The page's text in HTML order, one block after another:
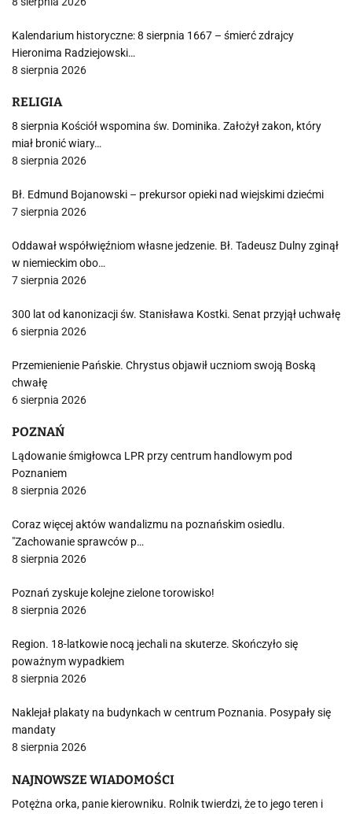
Kalendarium historyczne: 8 sierpnia 1667 – śmierć zdrajcy
Hieronima Radziejowski…
8 sierpnia 2026
RELIGIA
8 sierpnia Kościół wspomina św. Dominika. Założył zakon, który
miał bronić wiary…
8 sierpnia 2026
Bł. Edmund Bojanowski – prekursor opieki nad wiejskimi dziećmi
7 sierpnia 2026
Oddawał współwięźniom własne jedzenie. Bł. Tadeusz Dulny zginął
w niemieckim obo…
7 sierpnia 2026
300 lat od kanonizacji św. Stanisława Kostki. Senat przyjął uchwałę
6 sierpnia 2026
Przemienienie Pańskie. Chrystus objawił uczniom swoją Boską
chwałę
6 sierpnia 2026
POZNAŃ
Lądowanie śmigłowca LPR przy centrum handlowym pod
Poznaniem
8 sierpnia 2026
Coraz więcej aktów wandalizmu na poznańskim osiedlu.
"Zachowanie sprawców p…
8 sierpnia 2026
Poznań zyskuje kolejne zielone torowisko!
8 sierpnia 2026
Region. 18-latkowie nocą jechali na skuterze. Skończyło się
poważnym wypadkiem
8 sierpnia 2026
Naklejał plakaty na budynkach w centrum Poznania. Posypały się
mandaty
8 sierpnia 2026
NAJNOWSZE WIADOMOŚCI
Potężna orka, panie kierowniku. Rolnik twierdzi, że to jego teren i